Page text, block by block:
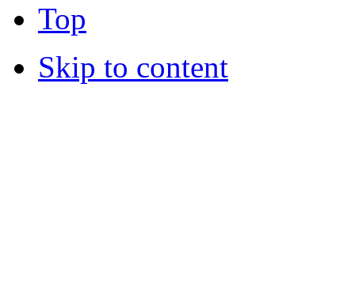
Top
Skip to content